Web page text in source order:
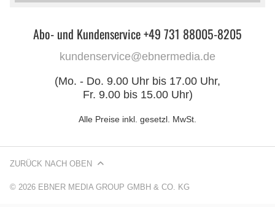
Abo- und Kundenservice +49 731 88005-8205
kundenservice@ebnermedia.de
(Mo. - Do. 9.00 Uhr bis 17.00 Uhr,
Fr. 9.00 bis 15.00 Uhr)
Alle Preise inkl. gesetzl. MwSt.
© 2026 EBNER MEDIA GROUP GMBH & CO. KG
ZURÜCK NACH OBEN